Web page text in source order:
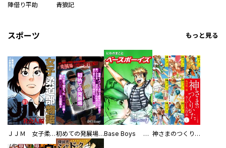
陣借り平助 青狼記
スポーツ もっと見る
ＪＪＭ 女子柔道部物語 社会人編 初めての発展場 【白抜き修正版】 Base Boys 新装版 神さまのつくりかた。スーパー大合本